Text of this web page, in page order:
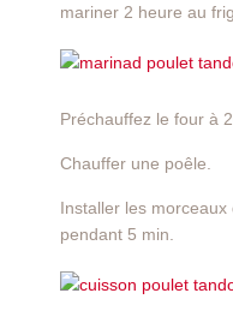
mariner 2 heure au
Préchauffez le four à
Chauffer une poêle.
Installer les
pendant 5 min.